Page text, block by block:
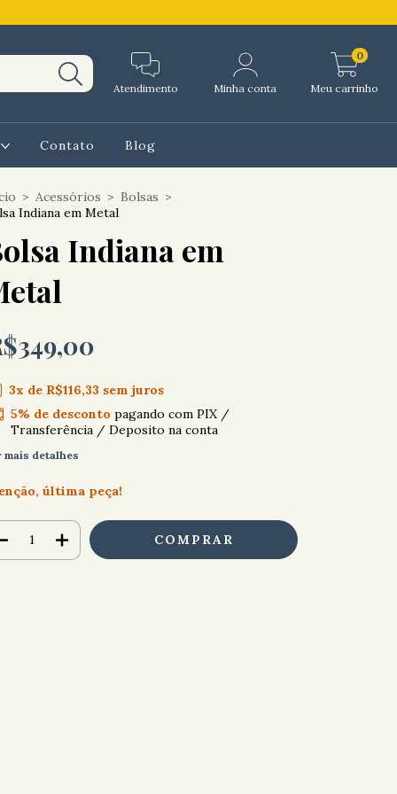
Atendimento Minha conta Meu carrinho
0
Contato Blog
> Acessórios > Bolsas >
Indiana em Metal
Indiana em
3x de R$116,33 sem juros
5% de desconto pagando com PIX /
Transferência / Deposito na conta
mais detalhes
última peça!